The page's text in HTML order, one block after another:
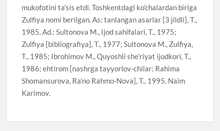
mukofotini ta’sis etdi. Toshkentdagi ko’chalardan biriga
Zulfiya nomi berilgan. As: tanlangan asarlar [3 jildli], T.,
1985. Ad.: Sultonova M., Ijod sahifalari, T., 1975;
Zulfiya [bibliografiya], T., 1977; Sultonova M., Zulfiya,
T., 1985; Ibrohimov M., Quyoshli she’riyat ijodkori, T.,
1986; ehtirom [nashrga tayyorlov-chilar: Rahima
Shomansurova, Ra’no Rahmo-Nova], T., 1995. Naim
Karimov.